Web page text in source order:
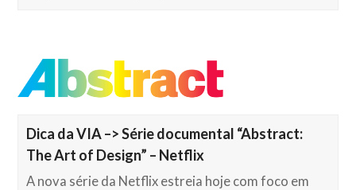
Dica da VIA –> Série documental “Abstract:
The Art of Design” – Netflix
A nova série da Netflix estreia hoje com foco em